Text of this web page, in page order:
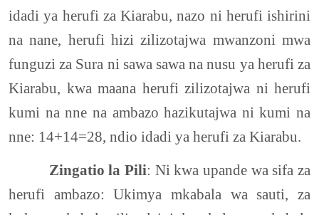
idadi ya herufi za Kiarabu, nazo ni herufi ishirini
na nane, herufi hizi zilizotajwa mwanzoni mwa
funguzi za Sura ni sawa sawa na nusu ya herufi za
Kiarabu, kwa maana herufi zilizotajwa ni herufi
kumi na nne na ambazo hazikutajwa ni kumi na
nne: 14+14=28, ndio idadi ya herufi za Kiarabu.
Zingatio la Pili: Ni kwa upande wa sifa za
herufi ambazo: Ukimya mkabala wa sauti, za